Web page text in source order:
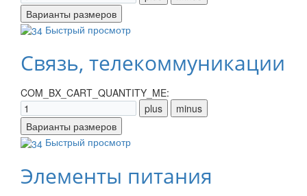
Быстрый просмотр
Связь, телекоммуникации
COM_BX_CART_QUANTITY_ME:
Быстрый просмотр
Элементы питания